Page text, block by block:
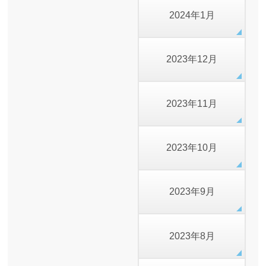
2024年1月
2023年12月
2023年11月
2023年10月
2023年9月
2023年8月